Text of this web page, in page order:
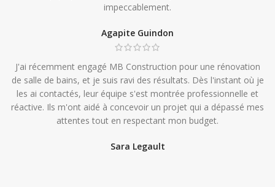
impeccablement.
Agapite Guindon
J'ai récemment engagé MB Construction pour une rénovation
de salle de bains, et je suis ravi des résultats. Dès l'instant où je
les ai contactés, leur équipe s'est montrée professionnelle et
réactive. Ils m'ont aidé à concevoir un projet qui a dépassé mes
attentes tout en respectant mon budget.
Sara Legault